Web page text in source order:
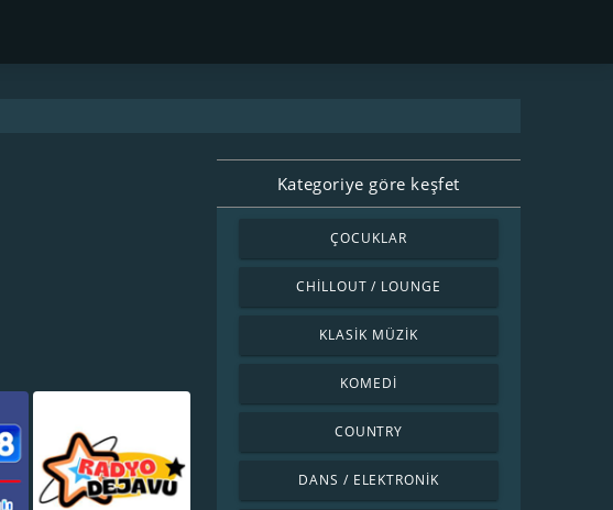
Kategoriye göre keşfet
ÇOCUKLAR
CHILLOUT / LOUNGE
KLASIK MÜZIK
KOMEDI
COUNTRY
DANS / ELEKTRONIK